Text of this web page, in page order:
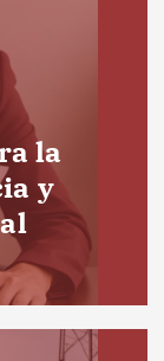
la
y